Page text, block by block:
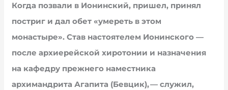
Когда позвали в Ионинский, пришел, принял
постриг и дал обет «умереть в этом
монастыре». Став настоятелем Ионинского —
после архиерейской хиротонии и назначения
на кафедру прежнего наместника
архимандрита Агапита (Бевцик), — служил,